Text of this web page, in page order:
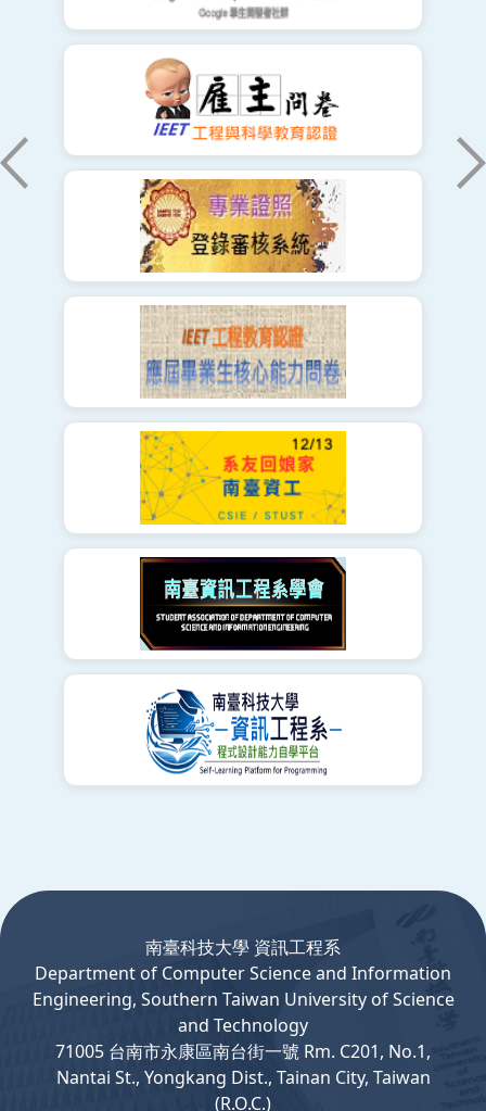
南臺科技大學 資訊工程系
Departmentof ComputerScience and Information
Engineering, Southern Taiwan University of Science
and Technology
71005 台南市永康區南台街一號 Rm. C201, No.1,
Nantai St., Yongkang Dist., Tainan City, Taiwan
(R.O.C.)